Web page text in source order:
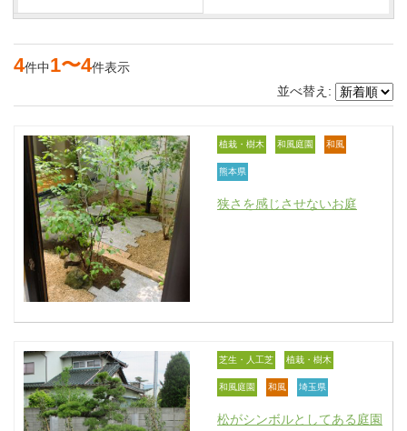
4件中1〜4件表示
並べ替え:
植栽・樹木 和風庭園 和風
熊本県
狭さを感じさせないお庭
芝生・人工芝 植栽・樹木
和風庭園 和風 埼玉県
松がシンボルとしてある庭園